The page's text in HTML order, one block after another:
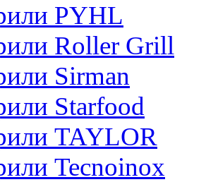
PYHL
Roller Grill
Sirman
Starfood
TAYLOR
Tecnoinox